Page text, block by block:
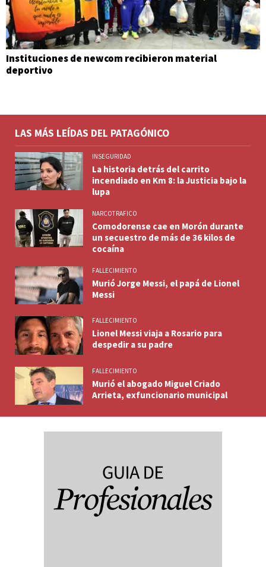
Instituciones de newcom recibieron material
deportivo
LAS MÁS LEÍDAS DEL PATAGÓNICO
INSEGURIDAD
La historia detrás del carrito
incendiado en Km 8: la Justicia bajo la
lupa
NARCOTRAFICO
Comodorense cae en Morón durante
un secuestro de más de 36 kilos de
cocaína
FALLECIMIENTO
Murió Jorge Messi, el papá de Lionel
Messi
FALLECIMIENTO
Lionel Messi viaja a Rosario para
despedir a su padre
FALLECIMIENTO
Murió el abogado Miguel Criado
Arrieta, exfuncionario municipal